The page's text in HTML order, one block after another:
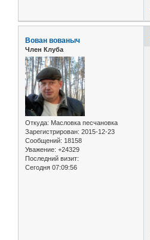
Вован вованыч
Член Клуба
Откуда: Масловка песчановка
Зарегистрирован: 2015-12-23
Сообщений: 18158
Уважение: +24329
Последний визит:
Сегодня 07:09:56